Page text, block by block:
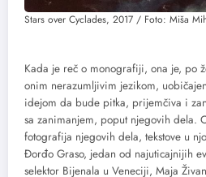
Stars over Cyclades, 2017 / Foto: Miša
Kada je reč o monografiji, ona je, po
onim nerazumljivim jezikom,
idejom da bude pitka, prijemčiva i
sa zanimanjem, poput njegovih dela.
fotografija njegovih dela, tekstove u
Đorđo Graso, jedan od najuticajnijih
selektor Bijenala u Veneciji, Maja